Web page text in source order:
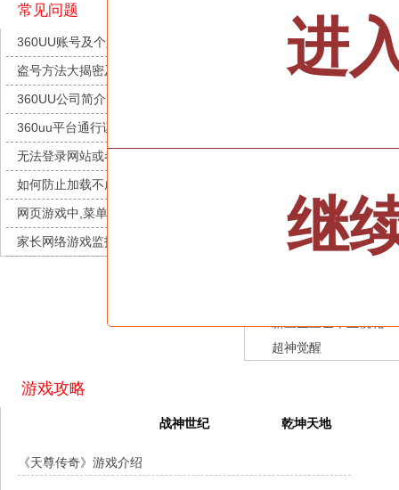
城防三国志
每日新服
九梦仙域
每日新服
豌豆大作战
每日新服
灵魂序章
每日新服
冒险守护
每日新服
绝地苍穹
每日新服
代号斩
每日新服
异星战舰
每日新服
每日新服
今日 10:00点
天空的魔幻城
山海经异兽录 每日新服
常见问题
360UU账号及个人资料游戏数据安全
盗号方法大揭密及防范措施？
360UU公司简介
360uu平台通行证用户服务协议和相关
的条款和条件
无法登录网站或者看不到游戏列表的解
决方法
如何防止加载不成功和白屏、黑屏
网页游戏中,菜单不能正常显示，聊天
及其它功能不能正常使用的解决办法
家长网络游戏监护申请流程
灵魂契约
众神之役
黎明召唤
幻灵召唤师
代号斩
魔物迷宫
幻想名将录
超神觉醒
游戏攻略
战神世纪 乾坤天地
《天尊传奇》游戏介绍
进
继